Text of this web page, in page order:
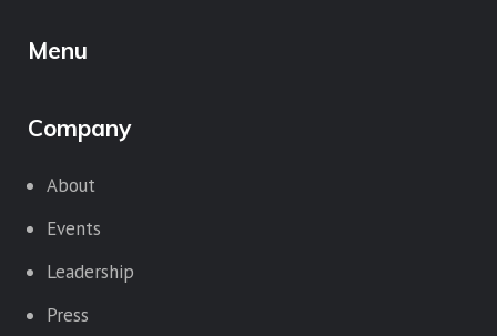
Menu
Company
About
Events
Leadership
Press